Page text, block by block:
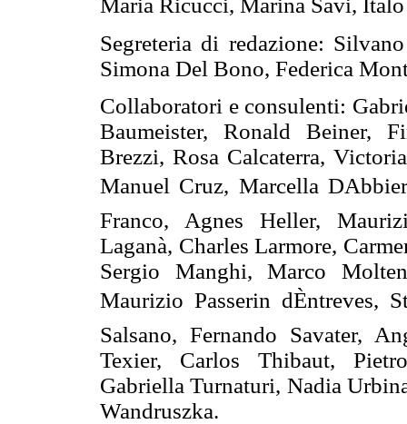
Maria Ricucci, Marina Savi,
Segreteria di redazione:
Simona Del Bono, Federica
Collaboratori e consulenti:
Baumeister, Ronald Beiner,
Brezzi, Rosa Calcaterra,
Manuel Cruz, Marcella
Franco, Agnes Heller,
Laganà, Charles Larmore,
Sergio Manghi, Marco
Maurizio Passerin dÈntreves,
Salsano, Fernando Savater,
Texier, Carlos Thibaut,
Gabriella Turnaturi, Nadia
Wandruszka.